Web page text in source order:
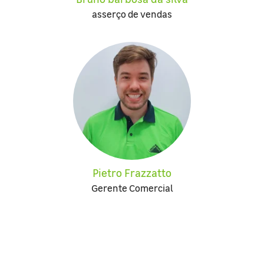
asserço de vendas
Pietro Frazzatto
Gerente Comercial